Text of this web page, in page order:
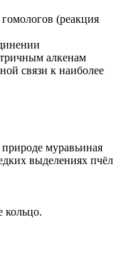
(реакция
алкенам
связи к наиболее
муравьиная
выделениях пчёл
кольцо.